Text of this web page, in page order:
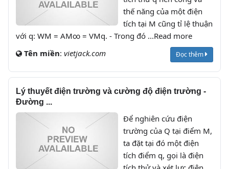
thế năng của một điện
tích tại M cũng tỉ lệ thuận
với q: WM = AM∞ = VMq. - Trong đó ...Read more
Tên miền: vietjack.com Đọc thêm
Lý thuyết điện trường và cường độ điện trường -
Đường ...
Để nghiên cứu điện
trường của Q tại điểm M,
ta đặt tại đó một điện
tích điểm q, gọi là điện